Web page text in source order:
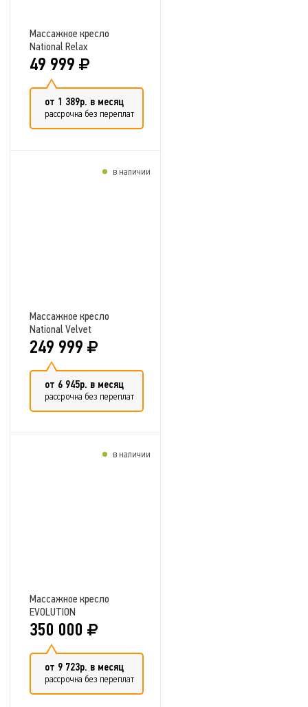
Массажное кресло
National Relax
49 999
от 1 389р. в месяц
рассрочка без переплат
Массажное кресло
National Velvet
249 999
от 6 945р. в месяц
рассрочка без переплат
в наличии
Массажное кресло
EVOLUTION
350 000
от 9 723р. в месяц
рассрочка без переплат
в наличии